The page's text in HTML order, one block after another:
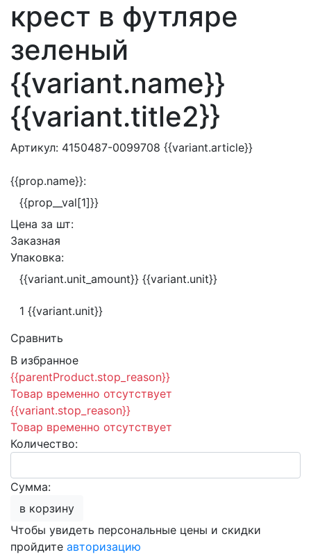
крест в футляре
зеленый
{{variant.name}}
{{variant.title2}}
Артикул: 4150487-0099708 {{variant.article}}
{{prop.name}}:
{{prop__val[1]}}
Цена за шт:
Заказная
Упаковка:
{{variant.unit_amount}} {{variant.unit}}
1 {{variant.unit}}
Сравнить
В избранное
{{parentProduct.stop_reason}}
Товар временно отсутствует
{{variant.stop_reason}}
Товар временно отсутствует
Количество:
Сумма:
в корзину
Чтобы увидеть персональные цены и скидки
пройдите авторизацию